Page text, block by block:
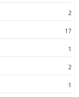
2
17
1
2
1